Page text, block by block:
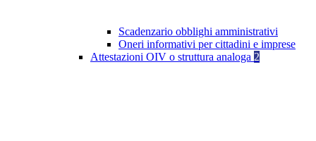
Scadenzario obblighi amministrativi
Oneri informativi per cittadini e imprese
Attestazioni OIV o struttura analoga 2